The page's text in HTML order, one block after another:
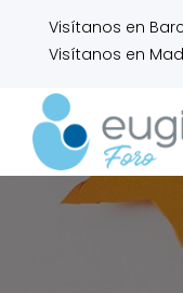
Visítanos en
Visítanos en